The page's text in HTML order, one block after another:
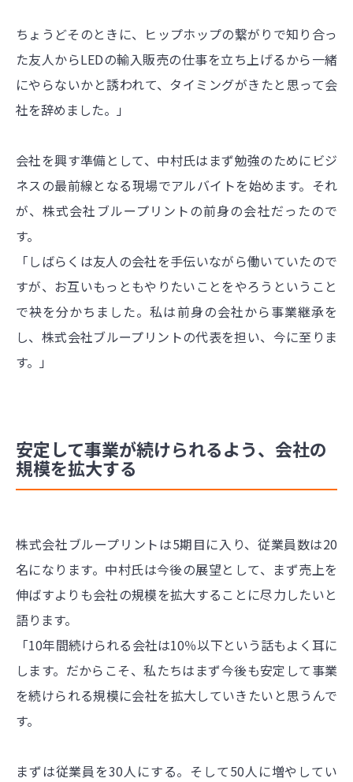
ちょうどそのときに、ヒップホップの繋がりで知り合っ
た友人からLEDの輸入販売の仕事を立ち上げるから一緒
にやらないかと誘われて、タイミングがきたと思って会
社を辞めました。」
会社を興す準備として、中村氏はまず勉強のためにビジ
ネスの最前線となる現場でアルバイトを始めます。それ
が、株式会社ブループリントの前身の会社だったので
す。
「しばらくは友人の会社を手伝いながら働いていたので
すが、お互いもっともやりたいことをやろうということ
で袂を分かちました。私は前身の会社から事業継承を
し、株式会社ブループリントの代表を担い、今に至りま
す。」
安定して事業が続けられるよう、会社の
規模を拡大する
株式会社ブループリントは5期目に入り、従業員数は20
名になります。中村氏は今後の展望として、まず売上を
伸ばすよりも会社の規模を拡大することに尽力したいと
語ります。
「10年間続けられる会社は10％以下という話もよく耳に
します。だからこそ、私たちはまず今後も安定して事業
を続けられる規模に会社を拡大していきたいと思うんで
す。
まずは従業員を30人にする。そして50人に増やしてい